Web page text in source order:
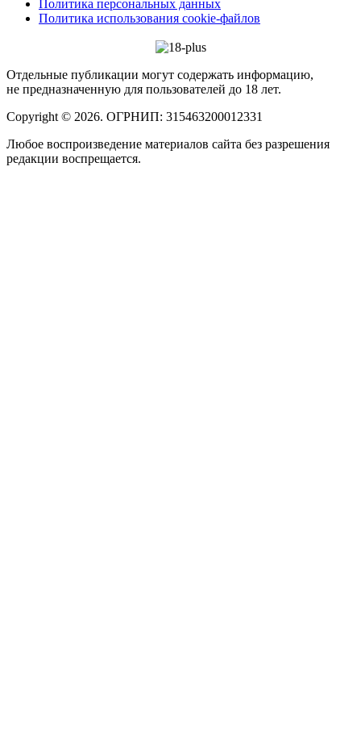
Политика персональных данных
Политика использования cookie-файлов
Отдельные публикации могут содержать информацию,
не предназначенную для пользователей до 18 лет.
Copyright © 2026. ОГРНИП: 315463200012331
Любое воспроизведение материалов сайта без разрешения
редакции воспрещается.